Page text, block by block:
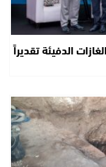
الدفيئة تقديراً